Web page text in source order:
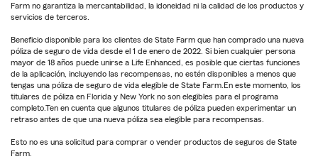
Farm no garantiza la mercantabilidad, la idoneidad ni la calidad de los productos y
servicios de terceros.
Beneficio disponible para los clientes de State Farm que han comprado una nueva
póliza de seguro de vida desde el 1 de enero de 2022. Si bien cualquier persona
mayor de 18 años puede unirse a Life Enhanced, es posible que ciertas funciones
de la aplicación, incluyendo las recompensas, no estén disponibles a menos que
tengas una póliza de seguro de vida elegible de State Farm.En este momento, los
titulares de póliza en Florida y New York no son elegibles para el programa
completo.Ten en cuenta que algunos titulares de póliza pueden experimentar un
retraso antes de que una nueva póliza sea elegible para recompensas.
Esto no es una solicitud para comprar o vender productos de seguros de State
Farm.